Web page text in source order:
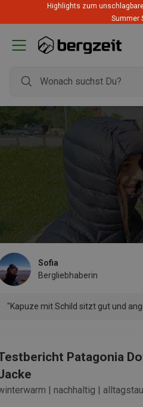
Highlights zum
Summer
Sofia
Bergliebhaberin
"Kapuze mit Schild sitzt gut und
Patagonia
| nachhaltig |